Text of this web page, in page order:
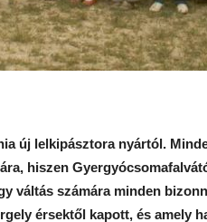
új lelkipásztora nyártól.
hiszen
váltás számára minden
érsektől kapott, és amely